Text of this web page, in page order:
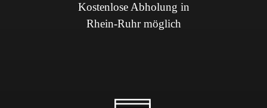
Kostenlose Abholung in
Rhein-Ruhr möglich